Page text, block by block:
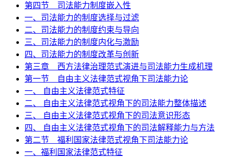
第四节 司法能力制度嵌入性
一、司法能力的制度选择与过滤
二、司法能力的制度约束与导向
三、司法能力的制度内化与激励
四、司法能力的制度改革与创新
第三章 西方法律治理范式演进与司法能力生成机理
第一节 自由主义法律范式视角下司法能力论
一、 自由主义法律范式特征
二、 自由主义法律范式视角下的司法能力整体描述
三、 自由主义法律范式视角下的司法意识形态
四、 自由主义法律范式视角下的司法解释能力与方法
第二节 福利国家法律范式视角下司法能力论
一、福利国家法律范式特征